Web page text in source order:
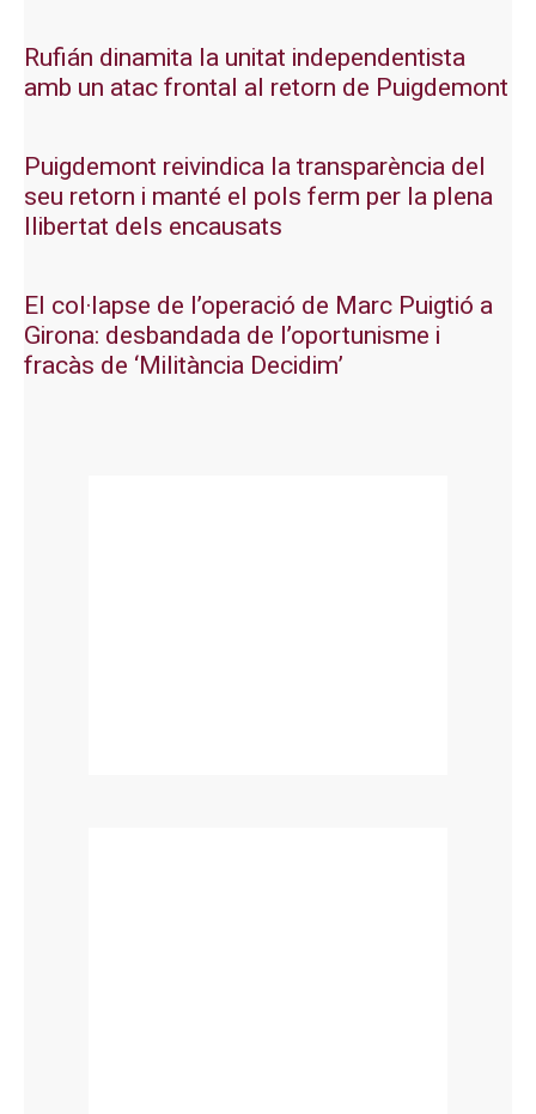
Rufián dinamita la unitat independentista
amb un atac frontal al retorn de Puigdemont
Puigdemont reivindica la transparència del
seu retorn i manté el pols ferm per la plena
llibertat dels encausats
El col·lapse de l’operació de Marc Puigtió a
Girona: desbandada de l’oportunisme i
fracàs de ‘Militància Decidim’